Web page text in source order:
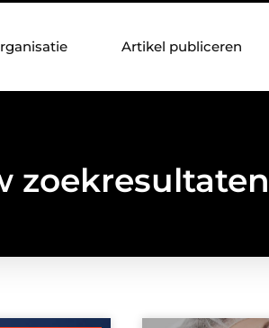
Artikel publiceren
zoekresultaten